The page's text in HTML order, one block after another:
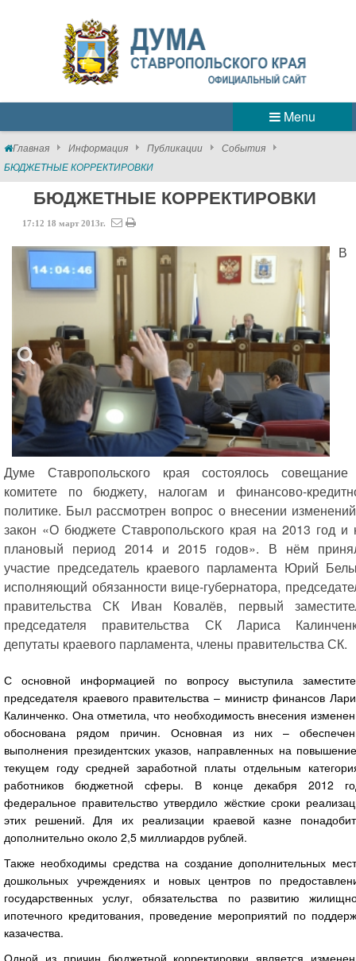
Menu
Главная Информация Публикации
События
БЮДЖЕТНЫЕ КОРРЕКТИРОВКИ
БЮДЖЕТНЫЕ КОРРЕКТИРОВКИ
17:12 18 март 2013г.
В
Думе Ставропольского края состоялось
комитете по бюджету, налогам и финансово-
политике. Был рассмотрен вопрос о внесении
закон «О бюджете Ставропольского края на 2013 год и
плановый период 2014 и 2015 годов». В нём
участие председатель краевого парламента Юрий
исполняющий обязанности вице-губернатора,
правительства СК Иван Ковалёв, первый
председателя правительства СК Лариса
депутаты краевого парламента, члены правительства СК.
С основной информацией по вопросу выступила
председателя краевого правительства – министр финансов
Калинченко. Она отметила, что необходимость внесения
обоснована рядом причин. Основная из них –
выполнения президентских указов, направленных на
текущем году средней заработной платы отдельным
работников бюджетной сферы. В конце декабря 2012
федеральное правительство утвердило жёсткие сроки
этих решений. Для их реализации краевой казне
дополнительно около 2,5 миллиардов рублей.
Также необходимы средства на создание дополнительных
дошкольных учреждениях и новых центров по
государственных услуг, обязательства по развитию
ипотечного кредитования, проведение мероприятий по
казачества.